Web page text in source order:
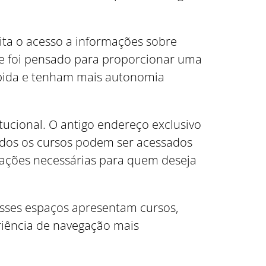
o acesso a informações sobre
foi pensado para proporcionar uma
e tenham mais autonomia
O antigo endereço exclusivo
os cursos podem ser acessados
necessárias para quem deseja
espaços apresentam cursos,
de navegação mais